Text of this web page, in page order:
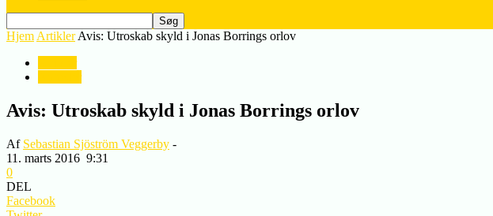
Hjem Artikler Avis: Utroskab skyld i Jonas Borrings orlov
Avis: Utroskab skyld i Jonas Borrings orlov
Af Sebastian Sjöström Veggerby -
11. marts 2016 9:31
0
DEL
Facebook